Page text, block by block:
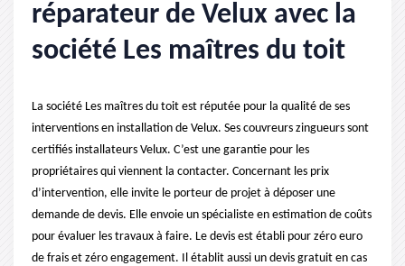
réparateur de Velux avec la
société Les maîtres du toit
La société Les maîtres du toit est réputée pour la qualité de ses
interventions en installation de Velux. Ses couvreurs zingueurs sont
certifiés installateurs Velux. C’est une garantie pour les
propriétaires qui viennent la contacter. Concernant les prix
d’intervention, elle invite le porteur de projet à déposer une
demande de devis. Elle envoie un spécialiste en estimation de coûts
pour évaluer les travaux à faire. Le devis est établi pour zéro euro
de frais et zéro engagement. Il établit aussi un devis gratuit en cas